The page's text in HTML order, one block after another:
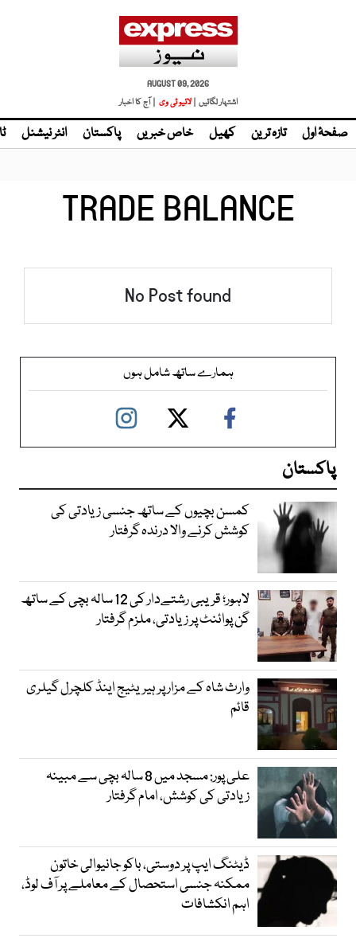
AUGUST 09, 2026
اشتہار لگائیں | لائیو ٹی وی | آج کا اخبار
صفحۂ اول تازہ ترین کھیل خاص خبریں پاکستان انٹر نیشنل
TRADE BALANCE
No Post found
ہمارے ساتھ شامل ہوں
پاکستان
کمسن بچیوں کے ساتھ جنسی زیادتی کی
کوشش کرنے والا درندہ گرفتار
لاہور؛ قریبی رشتےدار کی 12 سالہ بچی کے ساتھ
گن پوائنٹ پر زیادتی، ملزم گرفتار
وارث شاہ کے مزار پر ہیریٹیج اینڈ کلچرل گیلری
قائم
علی پور: مسجد میں 8 سالہ بچی سے مبینہ
زیادتی کی کوشش، امام گرفتار
ڈیٹنگ ایپ پر دوستی، باکو جانیوالی خاتون
ممکنہ جنسی استحصال کے معاملے پر آف لوڈ،
اہم انکشافات